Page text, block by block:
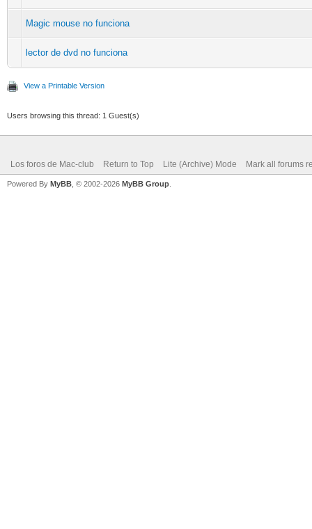
Magic mouse no funciona
lector de dvd no funciona
View a Printable Version
Users browsing this thread: 1 Guest(s)
Los foros de Mac-club Return to Top Lite (Archive) Mode Mark all forums
Powered By MyBB , © 2002-2026 MyBB Group